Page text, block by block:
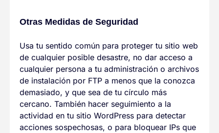
Otras Medidas de Seguridad
Usa tu sentido común para proteger tu sitio web
de cualquier posible desastre, no dar acceso a
cualquier persona a tu administración o archivos
de instalación por FTP a menos que la conozca
demasiado, y que sea de tu círculo más
cercano. También hacer seguimiento a la
actividad en tu sitio WordPress para detectar
acciones sospechosas, o para bloquear IPs que